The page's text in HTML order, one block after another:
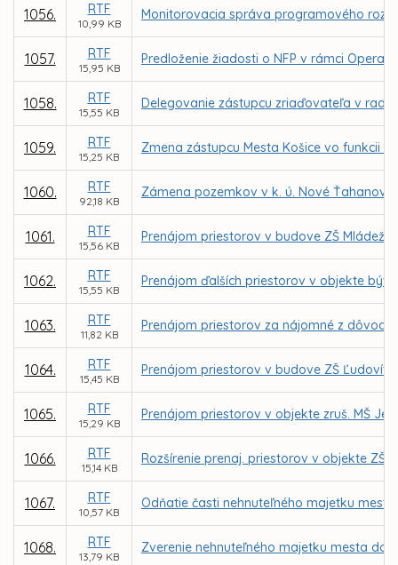
1056. RTF
10,99 KB
Monitorovacia správa programového
1057. RTF
15,95 KB
Predloženie žiadosti o NFP v rámci
1058. RTF
15,55 KB
Delegovanie zástupcu zriaďovateľa v
1059. RTF
15,25 KB
Zmena zástupcu Mesta Košice vo funkcii
1060. RTF
92,18 KB
Zámena pozemkov v k. ú. Nové
1061. RTF
15,56 KB
Prenájom priestorov v budove ZŠ
1062. RTF
15,55 KB
Prenájom ďalších priestorov v objekte býv.
1063. RTF
11,82 KB
Prenájom priestorov za nájomné z
1064. RTF
15,45 KB
Prenájom priestorov v budove ZŠ Ľudovíta
1065. RTF
15,29 KB
Prenájom priestorov v objekte zruš. MŠ
1066. RTF
15,14 KB
Rozšírenie prenaj. priestorov v objekte ZŠ
1067. RTF
10,57 KB
Odňatie časti nehnuteľného majetku
1068. RTF
13,79 KB
Zverenie nehnuteľného majetku mesta do